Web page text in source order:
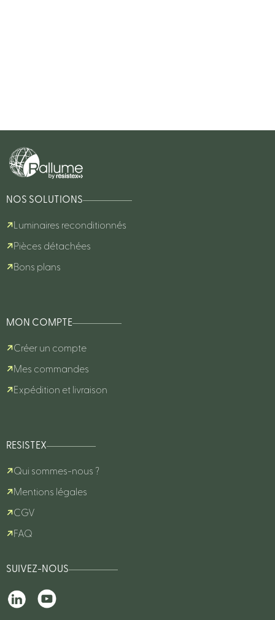
NOS SOLUTIONS
Luminaires reconditionnés
Pièces détachées
Bons plans
MON COMPTE
Créer un compte
Mes commandes
Expédition et livraison
RESISTEX
Qui sommes-nous ?
Mentions légales
CGV
FAQ
SUIVEZ-NOUS